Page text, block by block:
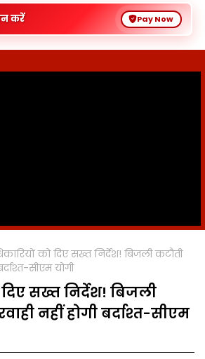
करें Pay Now
को दिए सख्त निर्देश! बिजली कटौती
सीएम योगी
सख्त निर्देश! बिजली
नहीं होगी बर्दाश्त-सीएम